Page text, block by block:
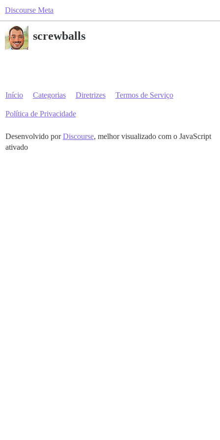
Discourse Meta
screwballs
Início Categorias Diretrizes Termos de Serviço
Política de Privacidade
Desenvolvido porDiscourse, melhor visualizado com o JavaScript
ativado